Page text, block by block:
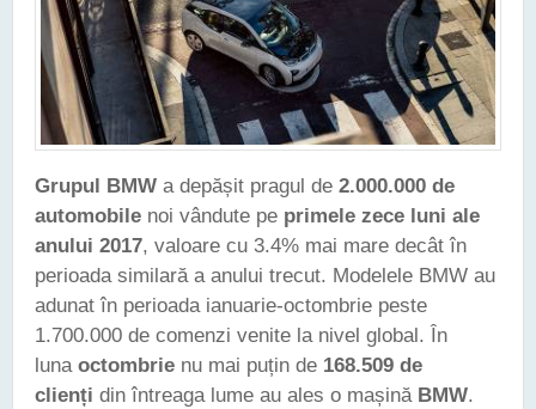
Grupul BMW a depășit pragul de 2.000.000 de
automobile noi vândute pe primele zece luni ale
anului 2017, valoare cu 3.4% mai mare decât în
perioada similară a anului trecut. Modelele BMW au
adunat în perioada ianuarie-octombrie peste
1.700.000 de comenzi venite la nivel global. În
luna octombrie nu mai puțin de 168.509 de
clienți din întreaga lume au ales o mașină BMW.